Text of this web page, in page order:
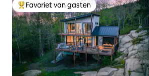
Topfavoriet van gasten
Favoriet van gasten